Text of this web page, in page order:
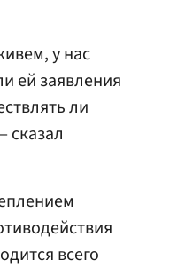
у нас
ей заявления
ли
сказал
всего